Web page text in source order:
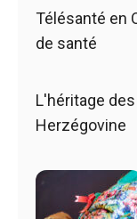
Télésanté en
de santé
L'héritage
Herzégovine